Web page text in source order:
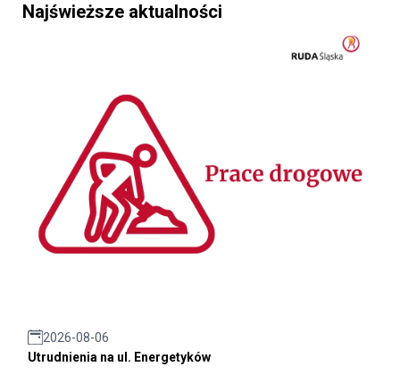
Najświeższe aktualności
2026-08-06
Utrudnienia na ul. Energetyków